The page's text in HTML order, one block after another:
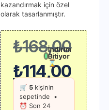
kazandırmak için özel
olarak tasarlanmıştır.
₺168,00
₺114,00
İndirim
Bitiyor
⌛
🛒 5 kişinin
sepetinde •
⏰ Son 24